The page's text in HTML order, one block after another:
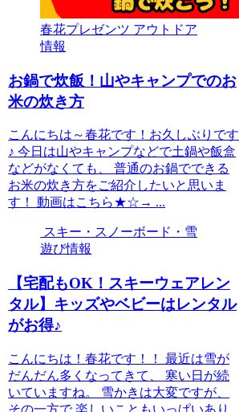
春花プレゼンツ アウトドア
情報
お鍋で炊飯！山やキャンプでのお
米の炊き方
こんにちは～春花です！お久しぶりです
♪ 今日は山やキャンプなどで土鍋や飯盒
などがなくても、 普通のお鍋でできる
お米の炊き方をご紹介したいと思いま
す！ 動画はこちら★☆→ ...
スキー・スノーボード・雪
遊び情報
【宅配もOK！スキーウェアレン
タル】キッズやベビーはレンタル
がお得♪
こんにちは！春花です！！ 最近は雪が
だんだん多くなってきて、 寒い日が続
いていますね。 雪かきは大変ですが、
その一方で 楽しいこともいっぱいあり